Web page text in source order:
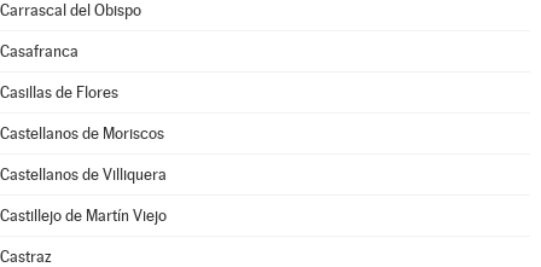
Carrascal del Obispo
Casafranca
Casillas de Flores
Castellanos de Moriscos
Castellanos de Villiquera
Castillejo de Martín Viejo
Castraz